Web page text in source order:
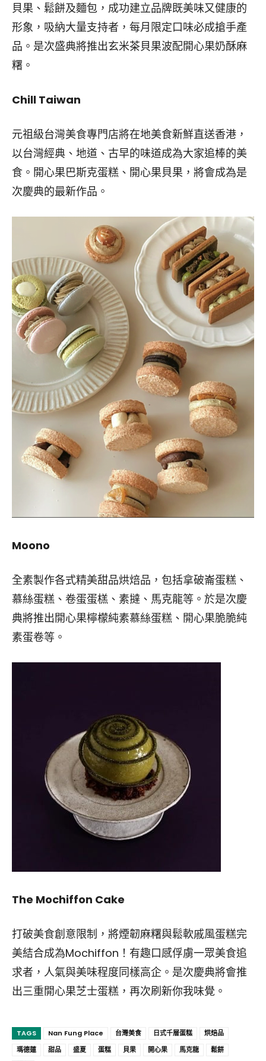
貝果、鬆餅及麵包，成功建立品牌既美味又健康的
形象，吸納大量支持者，每月限定口味必成搶手產
品。是次盛典將推出玄米茶貝果波配開心果奶酥麻
糬。
Chill Taiwan
元祖級台灣美食專門店將在地美食新鮮直送香港，
以台灣經典、地道、古早的味道成為大家追棒的美
食。開心果巴斯克蛋糕、開心果貝果，將會成為是
次慶典的最新作品。
Moono
全素製作各式精美甜品烘焙品，包括拿破崙蛋糕、
慕絲蛋糕、卷蛋蛋榚、素撻、馬克龍等。於是次慶
典將推出開心果檸檬純素慕絲蛋糕、開心果脆脆純
素蛋卷等。
The Mochiffon Cake
打破美食創意限制，將煙韌麻糬與鬆軟戚風蛋糕完
美結合成為Mochiffon！有趣口感俘虜一眾美食追
求者，人氣與美味程度同樣高企。是次慶典將會推
出三重開心果芝士蛋糕，再次刷新你我味覺。
TAGS Nan Fung Place 台灣美食 日式千層蛋糕
烘焙品
瑪德蓮
甜品 盛夏 蛋糕 貝果 開心果 馬克龍
鬆餅